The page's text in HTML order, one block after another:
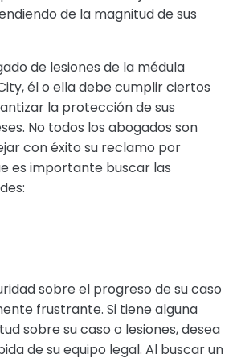
de la magnitud de sus
de lesiones de la médula
él o ella debe cumplir ciertos
la protección de sus
No todos los abogados son
con éxito su reclamo por
es importante buscar las
sobre el progreso de su caso
frustrante. Si tiene alguna
sobre su caso o lesiones, desea
de su equipo legal. Al buscar un